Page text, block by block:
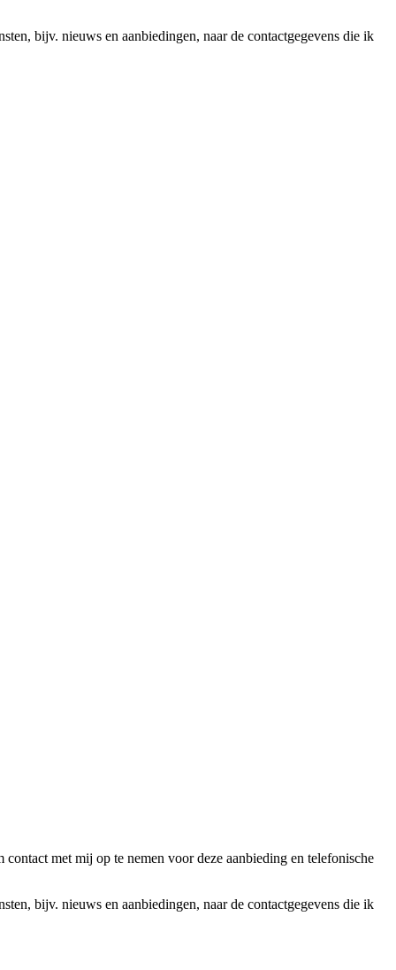
bijv. nieuws en aanbiedingen, naar de contactgegevens die ik
met mij op te nemen voor deze aanbieding en telefonische
bijv. nieuws en aanbiedingen, naar de contactgegevens die ik